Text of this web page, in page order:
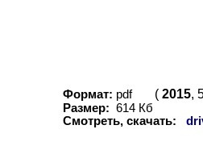
Формат: pdf ( 2015,
Размер: 614 Кб
Смотреть, скачать: